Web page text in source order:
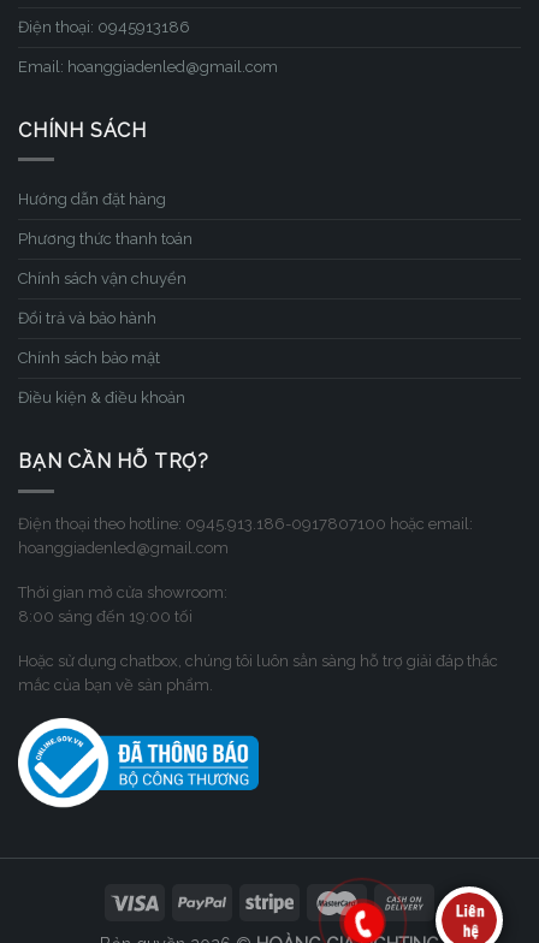
Điện thoại: 0945913186
Email: hoanggiadenled@gmail.com
CHÍNH SÁCH
Hướng dẫn đặt hàng
Phương thức thanh toán
Chính sách vận chuyển
Đổi trả và bảo hành
Chính sách bảo mật
Điều kiện & điều khoản
BẠN CẦN HỖ TRỢ?
Điện thoại theo hotline: 0945.913.186-0917807100 hoặc email:
hoanggiadenled@gmail.com
Thời gian mở cửa showroom:
8:00 sáng đến 19:00 tối
Hoặc sử dụng chatbox, chúng tôi luôn sẳn sàng hỗ trợ giải đáp thắc
mắc của bạn về sản phẩm.